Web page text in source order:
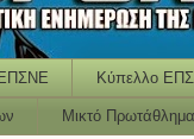
Κύπελλο
Μικτό